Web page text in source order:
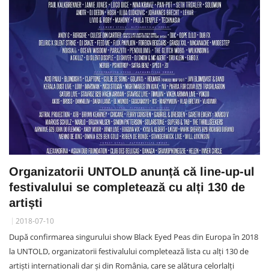
Organizatorii UNTOLD anunță că line-up-ul
festivalului se completează cu alți 130 de
artiști
2018-07-10
După confirmarea singurului show Black Eyed Peas din Europa în 2018
la UNTOLD, organizatorii festivalului completează lista cu alți 130 de
artiști internationali dar și din România, care se alătura celorlalți